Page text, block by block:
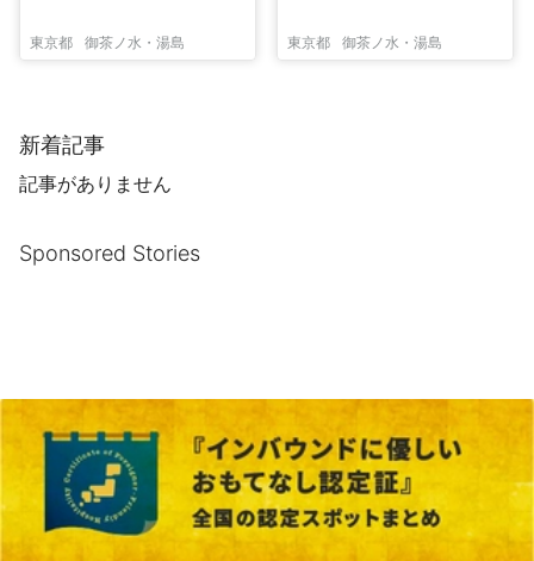
東京都 御茶ノ水・湯島 東京都 御茶ノ水・湯島
新着記事
記事がありません
Sponsored Stories